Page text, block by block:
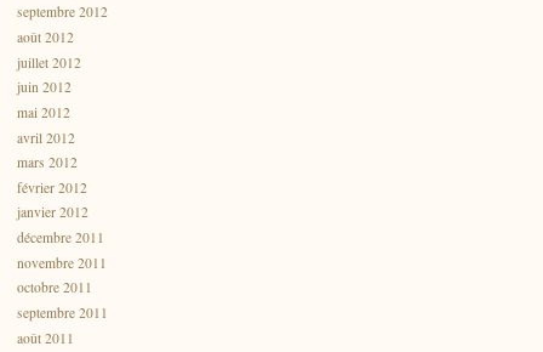
septembre 2012
août 2012
juillet 2012
juin 2012
mai 2012
avril 2012
mars 2012
février 2012
janvier 2012
décembre 2011
novembre 2011
octobre 2011
septembre 2011
août 2011